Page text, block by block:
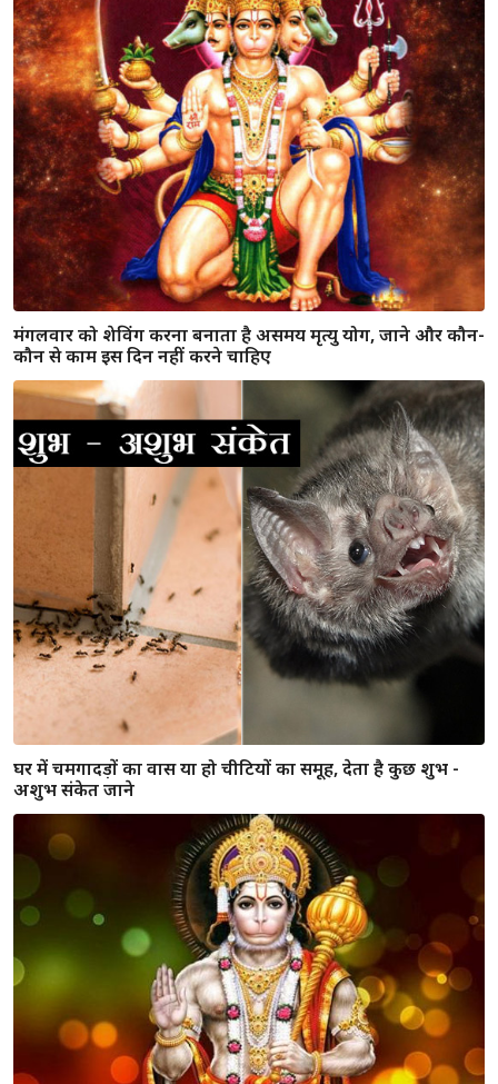
सावन मास में चढ़ाये इन चीज़ो को तो होंगे शिवजी प्रसन्न
बुधवार के दिन करे गए ये काम दिलाएंगे यश और कीर्ति
नाखुनो से जाने महिलाओं का स्वभाव